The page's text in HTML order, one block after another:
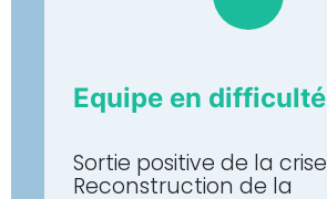
Equipe en difficulté
Sortie positive de la crise
Reconstruction de la